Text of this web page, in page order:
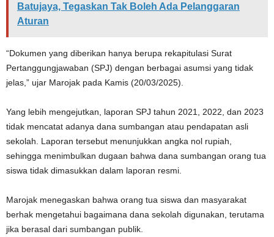
Batujaya, Tegaskan Tak Boleh Ada Pelanggaran
Aturan
“Dokumen yang diberikan hanya berupa rekapitulasi Surat
Pertanggungjawaban (SPJ) dengan berbagai asumsi yang tidak
jelas,” ujar Marojak pada Kamis (20/03/2025).
Yang lebih mengejutkan, laporan SPJ tahun 2021, 2022, dan 2023
tidak mencatat adanya dana sumbangan atau pendapatan asli
sekolah. Laporan tersebut menunjukkan angka nol rupiah,
sehingga menimbulkan dugaan bahwa dana sumbangan orang tua
siswa tidak dimasukkan dalam laporan resmi.
Marojak menegaskan bahwa orang tua siswa dan masyarakat
berhak mengetahui bagaimana dana sekolah digunakan, terutama
jika berasal dari sumbangan publik.